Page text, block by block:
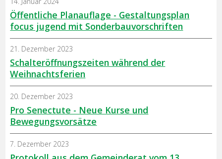
Öffentliche Planauflage - Gestaltungsplan
focus jugend mit Sonderbauvorschriften
Schalteröffnungszeiten während der
Weihnachtsferien
21. Dezember 2023
Pro Senectute - Neue Kurse und
Bewegungsvorsätze
20. Dezember 2023
7. Dezember 2023